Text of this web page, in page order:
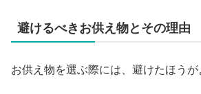
避けるべきお供え物とその理由
お供え物を選ぶ際には、避けたほうが